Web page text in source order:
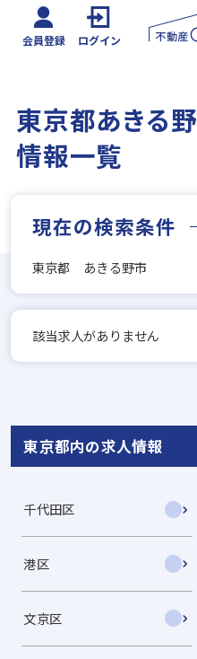
会員登録 ログイン
東京都あきる
情報一覧
現在の検索条件
東京都 あきる野市
該当求人がありません
東京都内の求人情報
千代田区
港区
文京区